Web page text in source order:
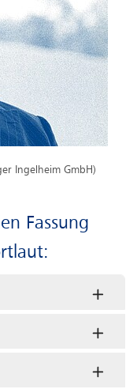
Ingelheim GmbH)
Fassung